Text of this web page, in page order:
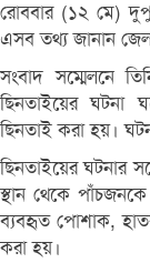
রোববার (১২ মে)
এসব তথ্য জানান
সংবাদ সম্মেলনে
ছিনতাইয়ের ঘটনা
ছিনতাই করা হয়।
ছিনতাইয়ের ঘটনার
স্থান থেকে
ব্যবহৃত পোশাক,
করা হয়।